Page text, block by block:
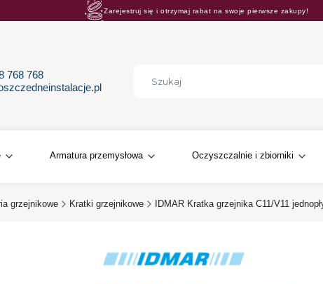
Zarejestruj się i otrzymaj rabat na swoje pierwsze zakupy!
768 768
Armatura przemysłowa Oczyszczalnie i zbiorniki
grzejnikowe Kratki grzejnikowe IDMAR Kratka grzejnika C11/V11